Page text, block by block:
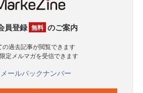
員登録 無料 のご案内
の過去記事が閲覧できます
定メルマガを受信できます
メールバックナンバー